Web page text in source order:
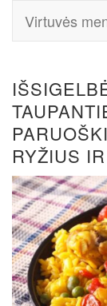
Virtuvės
RYŽIUS